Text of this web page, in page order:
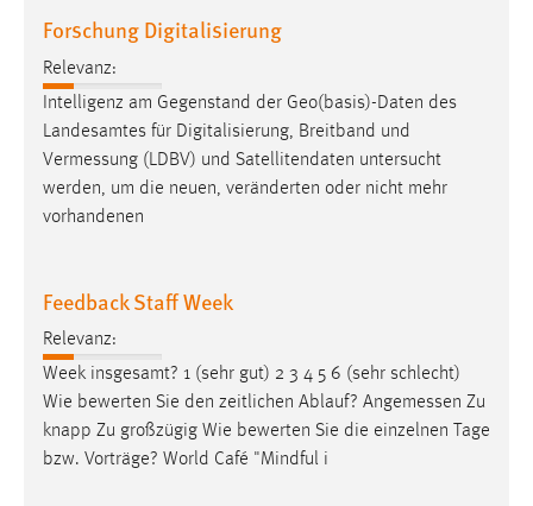
Forschung Digitalisierung
Relevanz:
Intelligenz am Gegenstand der Geo(basis)-Daten des
Landesamtes für Digitalisierung, Breitband und
Vermessung (LDBV) und Satellitendaten untersucht
werden, um die neuen, veränderten oder nicht mehr
vorhandenen
Feedback Staff Week
Relevanz:
Week insgesamt? 1 (sehr gut) 2 3 4 5 6 (sehr schlecht)
Wie bewerten Sie den zeitlichen Ablauf? Angemessen Zu
knapp Zu großzügig Wie bewerten Sie die einzelnen Tage
bzw. Vorträge? World Café "Mindful i
Conversion-Tracking
Cookie Laufzeit:
Facebook Pixel
Name:
Facebook
Zweck:
Conversion-Tracking
Cookie Laufzeit: